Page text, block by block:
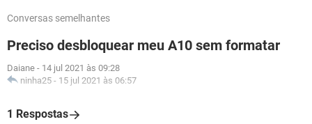
Conversas semelhantes
Preciso desbloquear meu A10 sem formatar
Daiane - 14 jul 2021 às 09:28
ninha25 - 15 jul 2021 às 06:57
1 Respostas